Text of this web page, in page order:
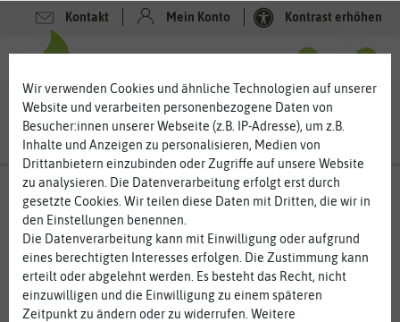
Kontakt Mein Konto Kontrast erhöhen
Wir verwenden Cookies und ähnliche Technologien auf unserer
Website und verarbeiten personenbezogene Daten von
Besucher:innen unserer Webseite (z.B. IP-Adresse), um z.B.
Inhalte und Anzeigen zu personalisieren, Medien von
Drittanbietern einzubinden oder Zugriffe auf unsere Website
zu analysieren. Die Datenverarbeitung erfolgt erst durch
gesetzte Cookies. Wir teilen diese Daten mit Dritten, die wir in
den Einstellungen benennen.
Die Datenverarbeitung kann mit Einwilligung oder aufgrund
eines berechtigten Interesses erfolgen. Die Zustimmung kann
erteilt oder abgelehnt werden. Es besteht das Recht, nicht
einzuwilligen und die Einwilligung zu einem späteren
Zeitpunkt zu ändern oder zu widerrufen. Weitere